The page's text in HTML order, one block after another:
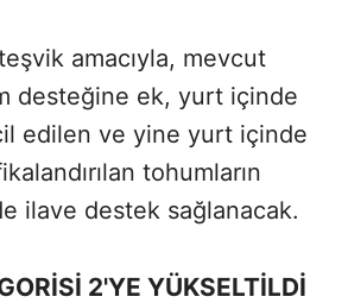
amacıyla, mevcut
desteğine ek, yurt içinde
edilen ve yine yurt içinde
tohumların
ilave destek sağlanacak.
2'YE YÜKSELTİLDİ